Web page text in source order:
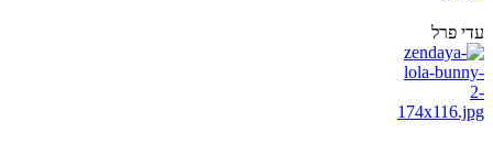
עדי פרל